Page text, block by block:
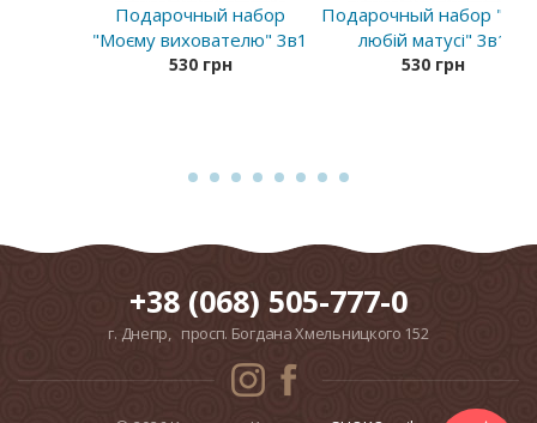
Подарочный набор
"Моєму вихователю" 3в1
530 грн
Подарочный набор
любій матусі" 3в1
530 грн
+38 (068) 505-777-0
г. Днепр, просп. Богдана Хмельницкого 152